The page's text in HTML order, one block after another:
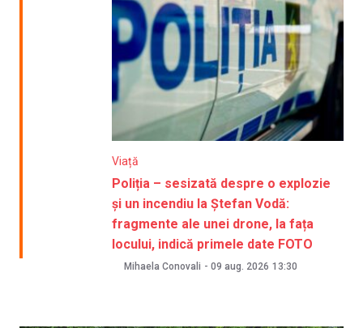
Viață
Poliția – sesizată despre o explozie
și un incendiu la Ștefan Vodă:
fragmente ale unei drone, la fața
locului, indică primele date FOTO
Mihaela Conovali - 09 aug. 2026 13:30